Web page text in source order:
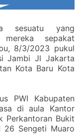
sesuatu yang
sepakat
8/3/2023 pukul
Jambi Jl Jakarta
Kota Baru Kota
PWI Kabupaten
di aula Kantor
Perkantoran Bukit
26 Sengeti Muaro